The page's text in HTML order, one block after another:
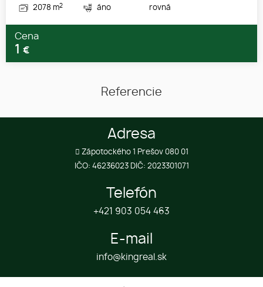
2078 m2
áno
rovná
Cena
1 €
Referencie
Adresa
Zápotockého 1 Prešov 080 01
IČO: 46236023 DIČ: 2023301071
Telefón
+421 903 054 463
E-mail
info@kingreal.sk